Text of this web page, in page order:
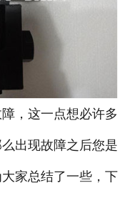
联系我们
，这一点想必许多
出现故障之后您是
家总结了一些，下